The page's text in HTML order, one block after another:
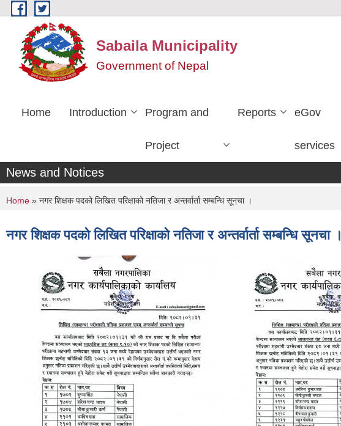
Skip to main content
Sabaila Municipality
Government of Nepal
Home Introduction Program and
Project
Reports eGov
services
News and Notices
You are here
Home » नगर शिक्षक पदको लिखित परिक्षाको नतिजा र अन्तर्वार्ता सम्बन्धि सूनचा ।
नगर शिक्षक पदको लिखित परिक्षाको नतिजा र अन्तर्वार्ता सम्बन्धि सूनचा ।